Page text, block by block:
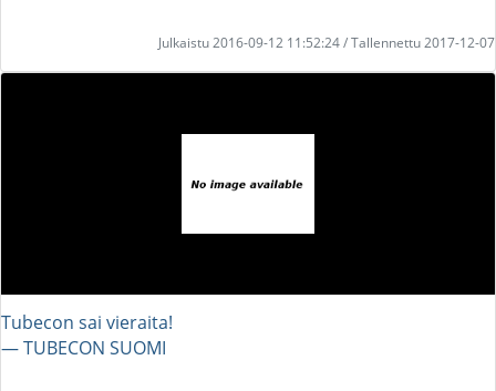
Julkaistu 2016-09-12 11:52:24 / Tallennettu 2017-12-07
Tubecon sai vieraita!
― TUBECON SUOMI